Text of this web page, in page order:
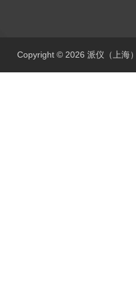
Copyright © 2026 派仪（上海